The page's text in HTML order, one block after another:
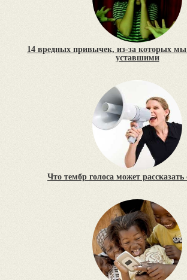
14 вредных привычек, из-за которых мы
уставшими
Что тембр голоса может рассказать